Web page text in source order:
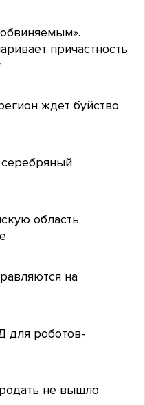
причастность
ждет буйство
область
на
для роботов-
не вышло